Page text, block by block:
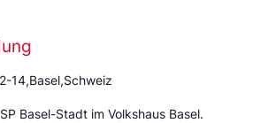
14,Basel,Schweiz
Basel-Stadt im Volkshaus Basel.